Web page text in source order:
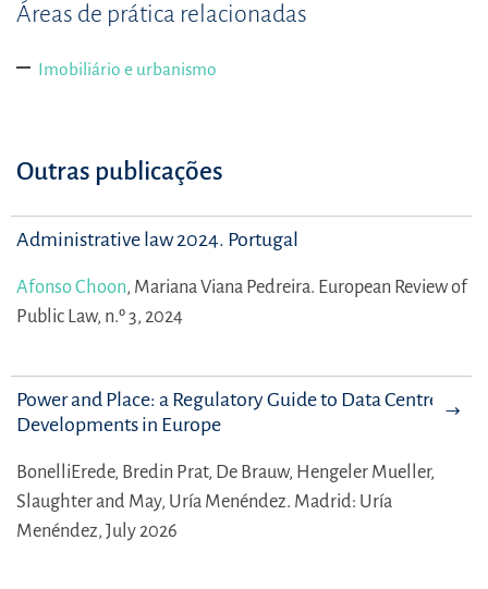
Áreas de prática relacionadas
Imobiliário e urbanismo
Outras publicações
Administrative law 2024. Portugal
Afonso Choon, Mariana Viana Pedreira. European Review of
Public Law, n.º 3, 2024
Power and Place: a Regulatory Guide to Data Centre
Developments in Europe
BonelliErede, Bredin Prat, De Brauw, Hengeler Mueller,
Slaughter and May, Uría Menéndez. Madrid: Uría
Menéndez, July 2026